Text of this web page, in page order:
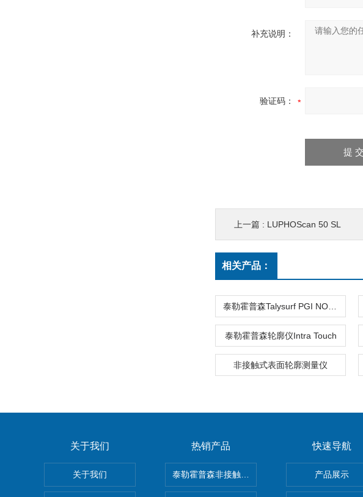
补充说明：
验证码：
上一篇 : LUPHOScan 50 SL
相关产品：
泰勒霍普森轮廓仪Intra Touch
非接触式表面轮廓测量仪
关于我们
关于我们
热销产品
泰勒霍普森非接触式轮廓仪LUPHOScan 850 HD
快速导航
产品展示